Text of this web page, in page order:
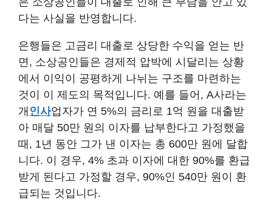
다는 사실을 반영합니다.
은행들은 고금리 대출로 상당한 수익을 얻는 반
면, 소상공인들은 경제적 압박에 시달리는 상황
에서 이익이 공평하게 나뉘는 구조를 마련하는
것이 이 제도의 목적입니다. 예를 들어, A사라는
개 인사업자가 연 5%의 금리로 1억 원을 대출받
아 매달 50만 원의 이자를 납부한다고 가정했을
때, 1년 동안 그가 낸 이자는 총 600만 원에 달합
니다. 이 경우, 4% 초과 이자에 대한 90%를 환급
받게 된다고 가정할 경우, 90%인 540만 원이 환
급되는 것입니다.